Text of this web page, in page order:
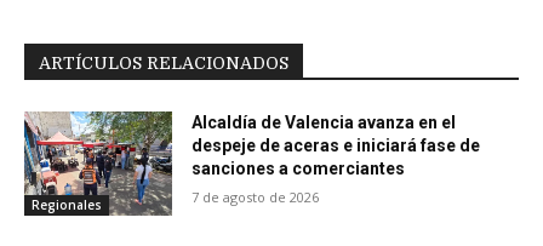
ARTÍCULOS RELACIONADOS
Regionales
Alcaldía de Valencia avanza en el
despeje de aceras e iniciará fase de
sanciones a comerciantes
7 de agosto de 2026